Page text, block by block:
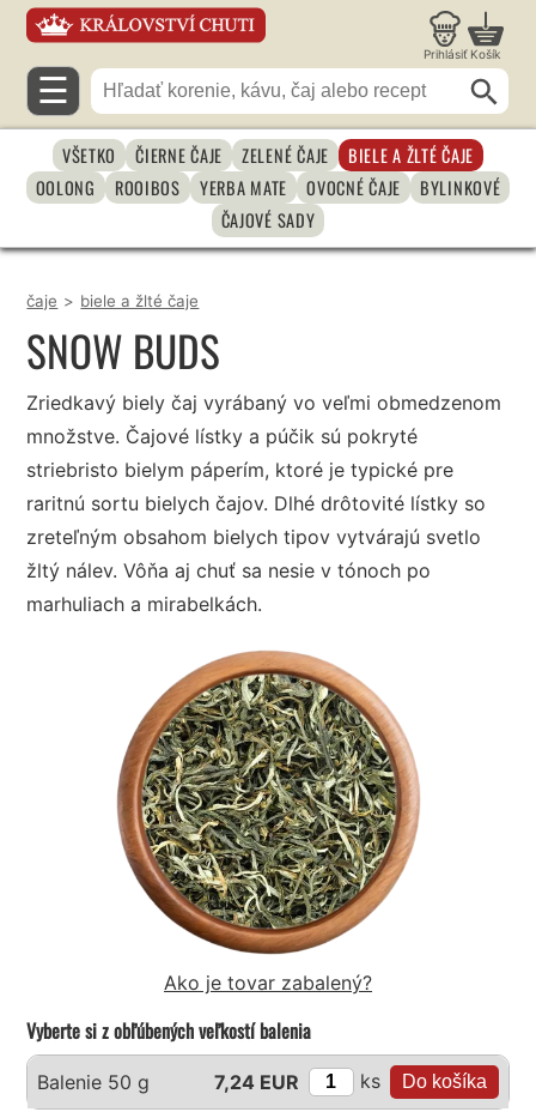
Prihlásiť Košík
☰
VŠETKO ČIERNE ČAJE ZELENÉ ČAJE
BIELE A ŽLTÉ ČAJE
OOLONG
ROOIBOS YERBA MATE OVOCNÉ ČAJE
BYLINKOVÉ
ČAJOVÉ SADY
čaje > biele a žlté čaje
SNOW BUDS
Zriedkavý biely čaj vyrábaný vo veľmi obmedzenom
množstve. Čajové lístky a púčik sú pokryté
striebristo bielym páperím, ktoré je typické pre
raritnú sortu bielych čajov. Dlhé drôtovité lístky so
zreteľným obsahom bielych tipov vytvárajú svetlo
žltý nálev. Vôňa aj chuť sa nesie v tónoch po
marhuliach a mirabelkách.
Ako je tovar zabalený?
Vyberte si z obľúbených veľkostí balenia
Balenie 50 g 7,24 EUR ks